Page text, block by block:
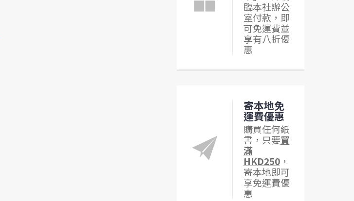
臨本社辦公
室付款，即
可免運費並
享有八折優
惠
寄本地免
運費優惠
購買任何紙
書，只要買
滿
HKD250，
寄本地即可
享免運費優
惠